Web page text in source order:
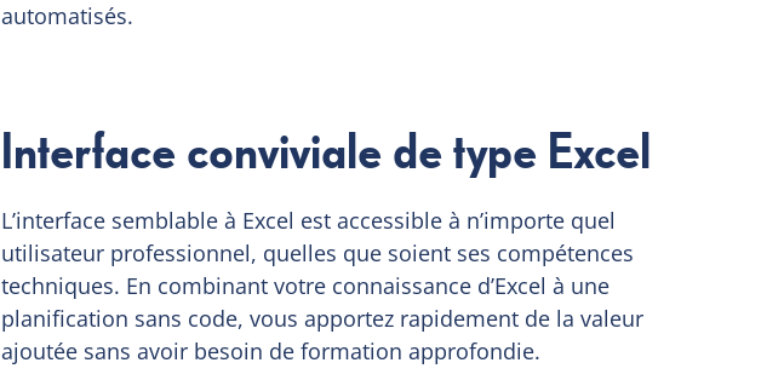
automatisés.
Interface conviviale de type Excel
L’interface semblable à Excel est accessible à n’importe quel
utilisateur professionnel, quelles que soient ses compétences
techniques. En combinant votre connaissance d’Excel à une
planification sans code, vous apportez rapidement de la valeur
ajoutée sans avoir besoin de formation approfondie.